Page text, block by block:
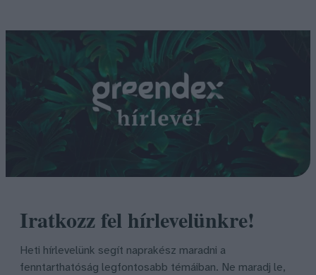
Iratkozz fel hírlevelünkre!
Heti hírlevelünk segít naprakész maradni a
fenntarthatóság legfontosabb témáiban. Ne maradj le,